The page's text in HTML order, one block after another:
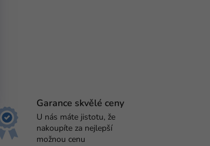
Garance skvělé ceny
U nás máte jistotu, že
nakoupíte za nejlepší
možnou cenu